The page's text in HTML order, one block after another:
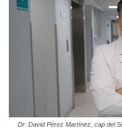
Dr. David Pérez Martínez, cap del